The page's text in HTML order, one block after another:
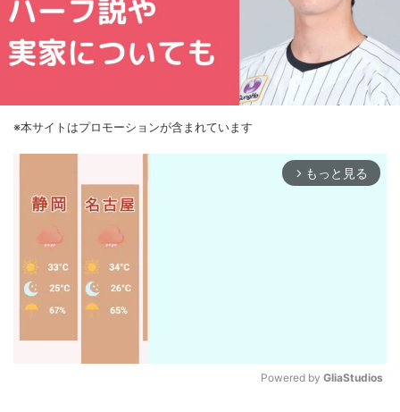
※本サイトはプロモーションが含まれています
arrow_forward_ios もっと見る
Powered by GliaStudios